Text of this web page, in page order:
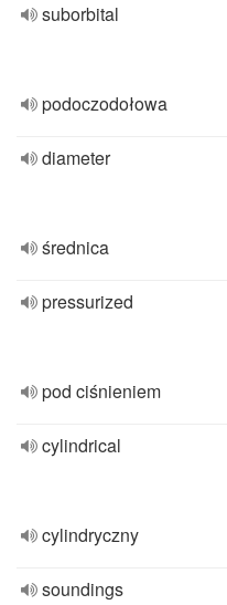
suborbital
podoczodołowa
diameter
średnica
pressurized
pod ciśnieniem
cylindrical
cylindryczny
soundings